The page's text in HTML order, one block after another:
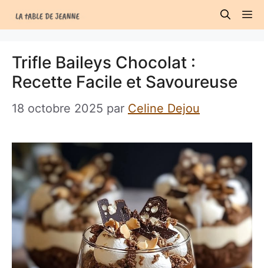
au
Trifle Baileys Chocolat :
Recette Facile et Savoureuse
18 octobre 2025 par Celine Dejou